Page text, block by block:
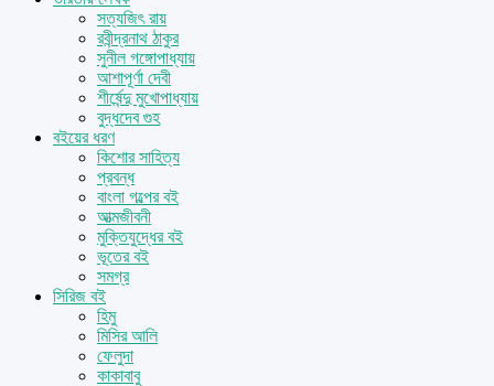
সত্যজিৎ রায়
রবীন্দ্রনাথ ঠাকুর
সুনীল গঙ্গোপাধ্যায়
আশাপূর্ণা দেবী
শীর্ষেন্দু মুখোপাধ্যায়
বুদ্ধদেব গুহ
বইয়ের ধরণ
কিশোর সাহিত্য
প্রবন্ধ
বাংলা গল্পের বই
আত্মজীবনী
মুক্তিযুদ্ধের বই
ভূতের বই
সমগ্র
সিরিজ বই
হিমু
মিসির আলি
ফেলুদা
কাকাবাবু